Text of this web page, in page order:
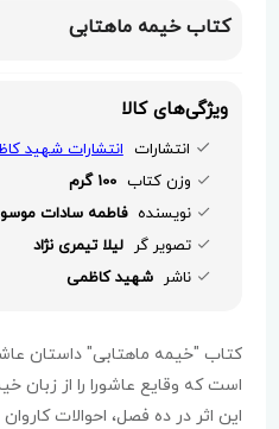
کتاب خیمه ماهتابی
ویژگی‌های کالا
انتشارات انتشارات شهید
وزن کتاب 100 گرم
نویسنده فاطمه سادات
تصویر گر لیلا تیمری نژاد
ناشر شهید کاظمی
کتاب "خیمه ماهتابی" داستان
است که وقایع عاشورا را از
این اثر در ده فصل، احوالات